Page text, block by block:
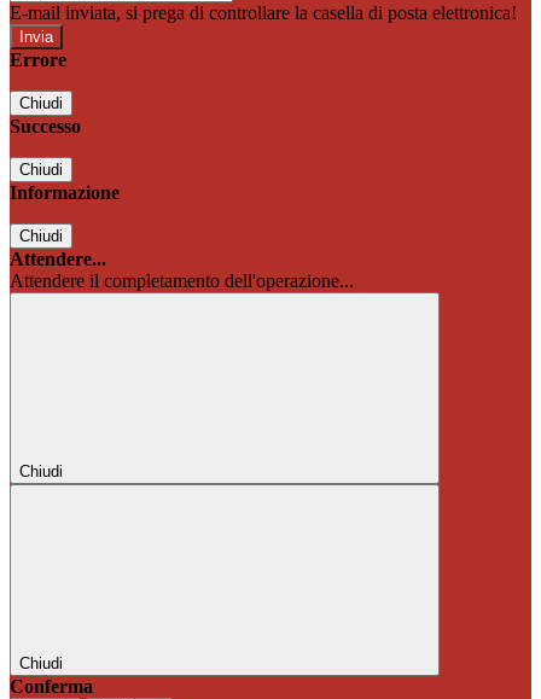
E-mail inviata, si prega di controllare la casella di posta elettronica!
Errore
Chiudi
Successo
Chiudi
Informazione
Chiudi
Attendere...
Attendere il completamento dell'operazione...
Chiudi
Chiudi
Conferma